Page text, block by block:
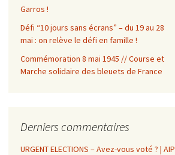
Garros !
Défi “10 jours sans écrans” – du 19 au 28
mai : on relève le défi en famille !
Commémoration 8 mai 1945 // Course et
Marche solidaire des bleuets de France
Derniers commentaires
URGENT ELECTIONS – Avez-vous voté ? | AIP